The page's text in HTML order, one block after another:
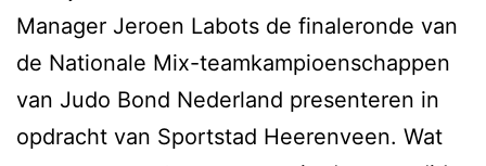
Manager Jeroen Labots de finaleronde van
de Nationale Mix-teamkampioenschappen
van Judo Bond Nederland presenteren in
opdracht van Sportstad Heerenveen. Wat